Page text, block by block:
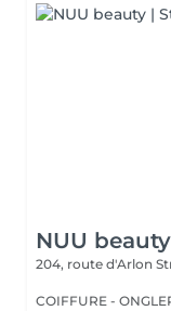
NUU
204, route d'Arlon
COIFFURE -